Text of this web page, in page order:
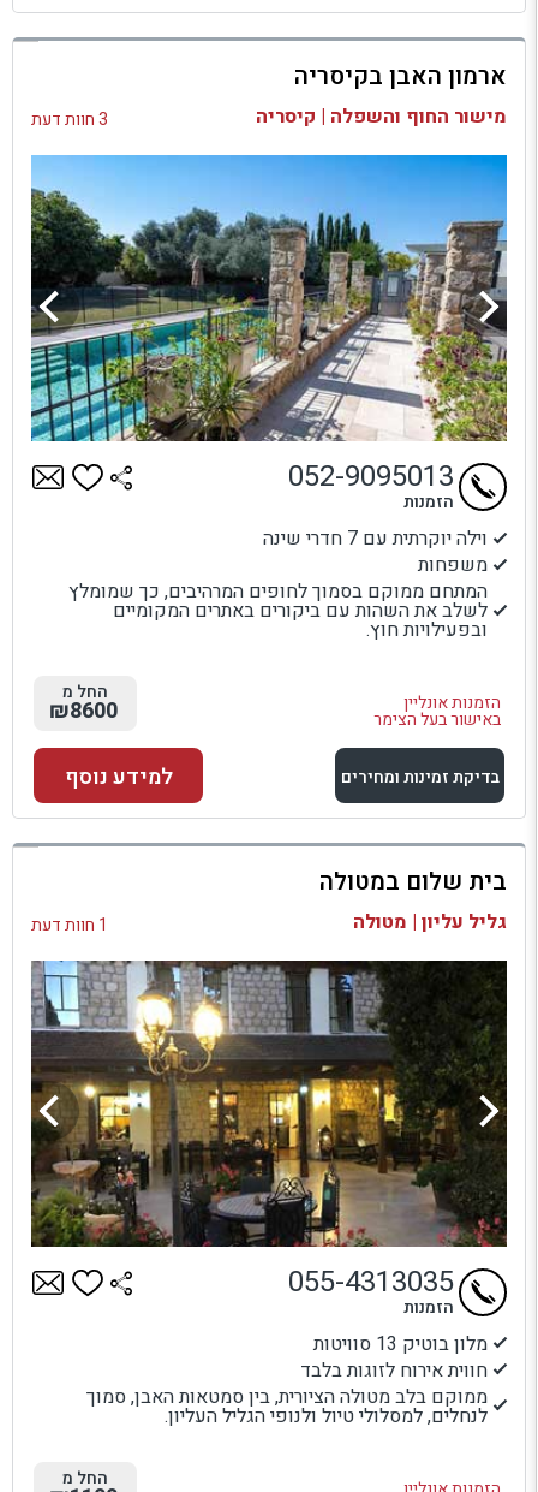
למתחם זה
בדיקת זמינות ומחירים
ארמון האבן בקיסריה
מישור החוף והשפלה | קיסריה 3 חוות דעת
וילה יוקרתית עם 7 חדרי שינה
משפחות
המתחם ממוקם בסמוך לחופים המרהיבים, כך שמומלץ
לשלב את השהות עם ביקורים באתרים המקומיים
ובפעילויות חוץ.
הזמנות אונליין
באישור בעל הצימר
052-9095013
הזמנות
החל מ
₪8600
בדיקת זמינות ומחירים
למתחם זה
בדיקת זמינות ומחירים
למידע נוסף
בית שלום במטולה
גליל עליון | מטולה 1 חוות דעת
מלון בוטיק 13 סוויטות
חווית אירוח לזוגות בלבד
ממוקם בלב מטולה הציורית, בין סמטאות האבן, סמוך
לנחלים, למסלולי טיול ולנופי הגליל העליון.
055-4313035
הזמנות
החל מ